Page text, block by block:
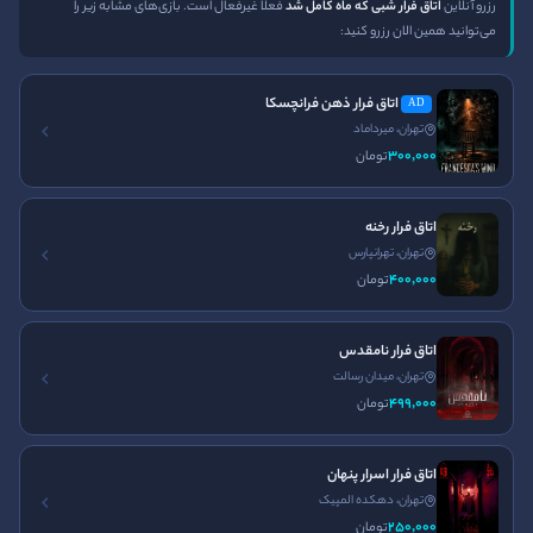
رزرو آنلایناتاق فرار شبی که ماه کامل شدفعلاً غیرفعال است. بازی‌های مشابه زیر را
می‌توانید همین الان رزرو کنید:
AD اتاق فرار ذهن فرانچسکا
تهران، میرداماد
300٬000تومان
اتاق فرار رخنه
تهران، تهرانپارس
400٬000تومان
اتاق فرار نامقدس
تهران، میدان رسالت
499٬000تومان
اتاق فرار اسرار پنهان
تهران، دهکده المپیک
250٬000تومان
صفحه اصلی
ورود
تماس با ما
قوانین و مقررات
مجله ایران اسکیپ
خدمت شما هستیم
نصب اپلیکیشن ایران اسکیپ
اتاق فرار ترسناک اتاق فرار اصفهان اتاق فرار تهران اتاق فرار غیر ترسناک اتاق فرار کرج
اتاق فرار مشهد